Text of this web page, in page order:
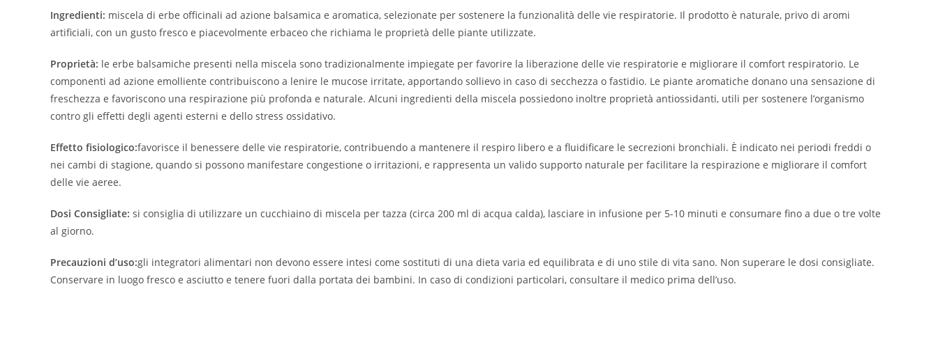
Ingredienti: miscela di erbe officinali ad azione balsamica e aromatica, selezionate per sostenere la funzionalità delle vie respiratorie. Il prodotto è naturale, privo di aromi
artificiali, con un gusto fresco e piacevolmente erbaceo che richiama le proprietà delle piante utilizzate.
Proprietà: le erbe balsamiche presenti nella miscela sono tradizionalmente impiegate per favorire la liberazione delle vie respiratorie e migliorare il comfort respiratorio. Le
componenti ad azione emolliente contribuiscono a lenire le mucose irritate, apportando sollievo in caso di secchezza o fastidio. Le piante aromatiche donano una sensazione di
freschezza e favoriscono una respirazione più profonda e naturale. Alcuni ingredienti della miscela possiedono inoltre proprietà antiossidanti, utili per sostenere l’organismo
contro gli effetti degli agenti esterni e dello stress ossidativo.
Effetto fisiologico:favorisce il benessere delle vie respiratorie, contribuendo a mantenere il respiro libero e a fluidificare le secrezioni bronchiali. È indicato nei periodi freddi o
nei cambi di stagione, quando si possono manifestare congestione o irritazioni, e rappresenta un valido supporto naturale per facilitare la respirazione e migliorare il comfort
delle vie aeree.
Dosi Consigliate: si consiglia di utilizzare un cucchiaino di miscela per tazza (circa 200 ml di acqua calda), lasciare in infusione per 5-10 minuti e consumare fino a due o tre volte
al giorno.
Precauzioni d’uso:gli integratori alimentari non devono essere intesi come sostituti di una dieta varia ed equilibrata e di uno stile di vita sano. Non superare le dosi consigliate.
Conservare in luogo fresco e asciutto e tenere fuori dalla portata dei bambini. In caso di condizioni particolari, consultare il medico prima dell’uso.